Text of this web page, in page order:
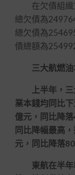
在欠債組織
總欠債為
總欠債為
債總額為
三大航燃
上半年，三
業本錢均同比
億元，同比降
同比降幅最高
元，同比降落
東航在半年